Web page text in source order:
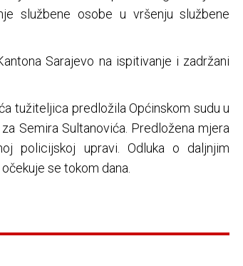
službene osobe u vršenju službene
Sarajevo na ispitivanje i zadržani
tužiteljica predložila Općinskom sudu u
Semira Sultanovića. Predložena mjera
policijskoj upravi. Odluka o daljnjim
se tokom dana.